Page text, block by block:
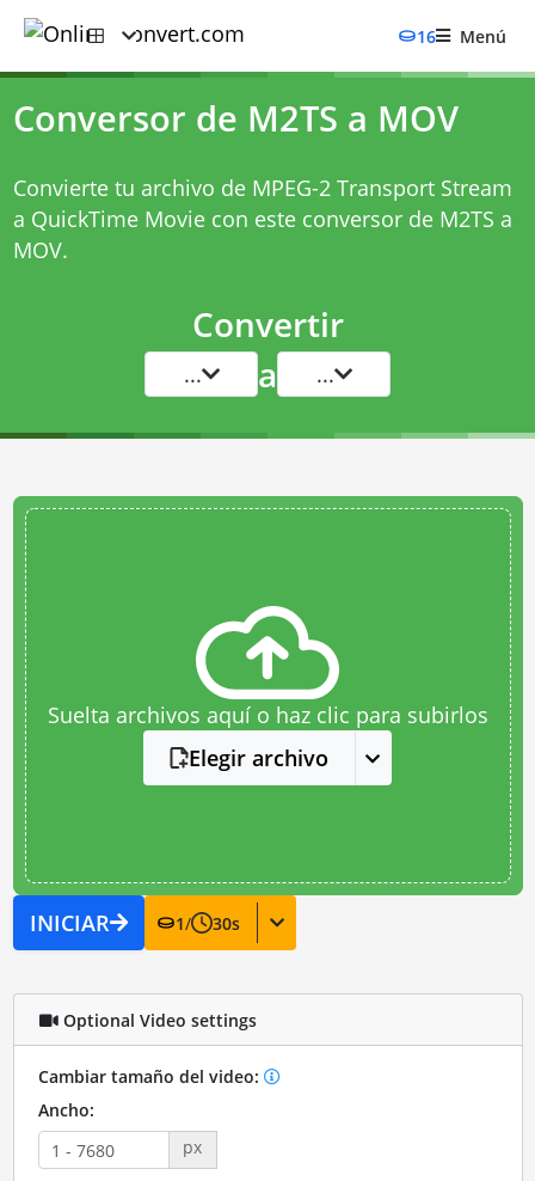
16 Menú
Conversor de M2TS a MOV
Convierte tu archivo de MPEG-2 Transport Stream
a QuickTime Movie con este conversor de M2TS a
MOV.
Convertir
... a ...
Suelta archivos aquí o haz clic para subirlos
Elegir archivo
INICIAR 1/ 30s
Optional Video settings
Cambiar tamaño del video:
Ancho:
px